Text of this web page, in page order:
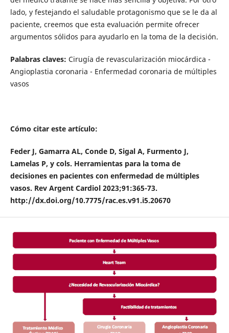
lado, y festejando el saludable protagonismo que se le da al
paciente, creemos que esta evaluación permite ofrecer
argumentos sólidos para ayudarlo en la toma de la decisión.
Palabras claves: Cirugía de revascularización miocárdica -
Angioplastia coronaria - Enfermedad coronaria de múltiples
vasos
Cómo citar este artículo:
Feder J, Gamarra AL, Conde D, Sigal A, Furmento J,
Lamelas P, y cols. Herramientas para la toma de
decisiones en pacientes con enfermedad de múltiples
vasos. Rev Argent Cardiol 2023;91:365-73.
http://dx.doi.org/10.7775/rac.es.v91.i5.20670